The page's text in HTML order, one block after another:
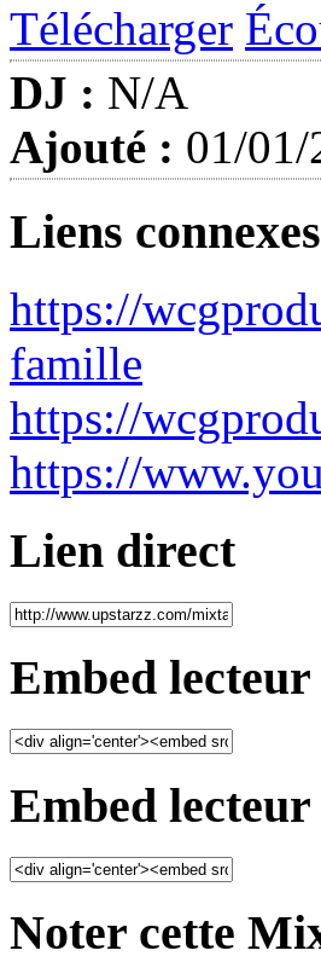
Télécharger
DJ : N/A
Ajouté : 01/01/
Liens connexes
https://
famille
https://
https://
Lien direct
Embed
Embed
Noter cette